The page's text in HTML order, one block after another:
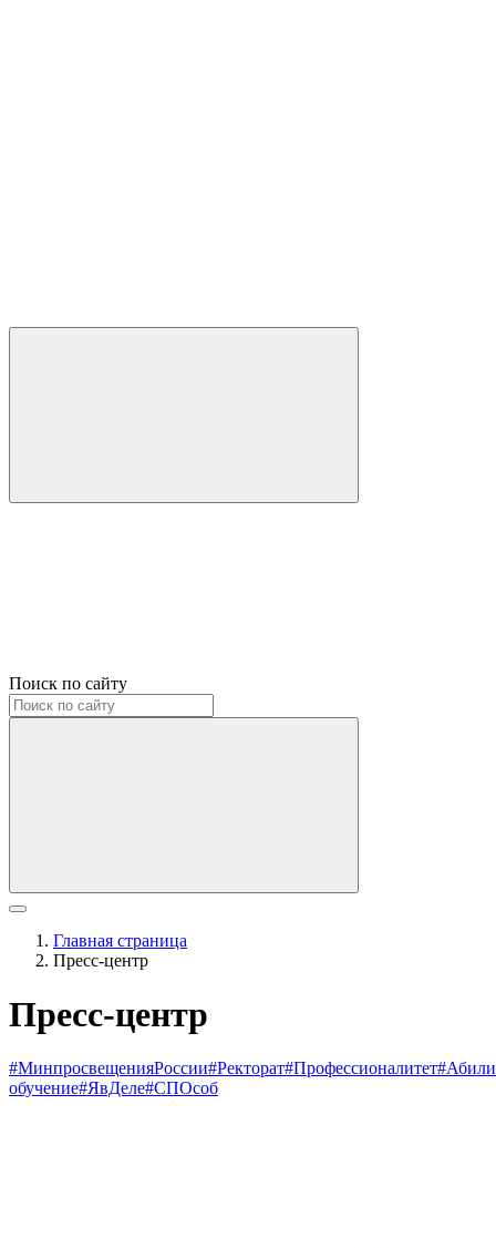
Поиск по сайту
Главная страница
Пресс-центр
Пресс-центр
#МинпросвещенияРоссии#Ректорат#Профессионалитет
обучение#ЯвДеле#СПОсоб